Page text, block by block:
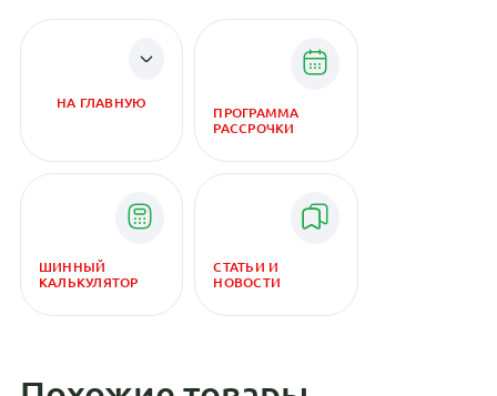
НА ГЛАВНУЮ
ПРОГРАММА
РАССРОЧКИ
ШИННЫЙ
КАЛЬКУЛЯТОР
СТАТЬИ И
НОВОСТИ